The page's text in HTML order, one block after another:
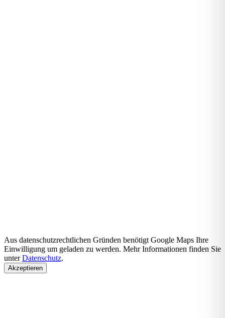
Aus datenschutzrechtlichen Gründen benötigt Google Maps Ihre
Einwilligung um geladen zu werden. Mehr Informationen finden Sie
unterDatenschutz.
Akzeptieren